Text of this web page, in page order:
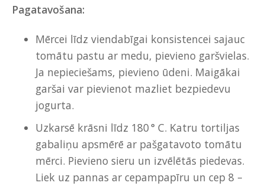
Pagatavošana:
Mērcei līdz viendabīgai konsistencei sajauc
tomātu pastu ar medu, pievieno garšvielas.
Ja nepieciešams, pievieno ūdeni. Maigākai
garšai var pievienot mazliet bezpiedevu
jogurta.
Uzkarsē krāsni līdz 180 ° C. Katru tortiljas
gabaliņu apsmērē ar pašgatavoto tomātu
mērci. Pievieno sieru un izvēlētās piedevas.
Liek uz pannas ar cepampapīru un cep 8 –